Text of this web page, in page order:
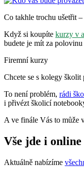
Co takhle trochu ušetřit
Když si koupíte kurzy v
budete je mít za
Firemní kurzy
Chcete se s kolegy
To není problém, rádi
i přivézt školicí
A ve finále Vás to může
Vše jde i online
Aktuálně nabízíme